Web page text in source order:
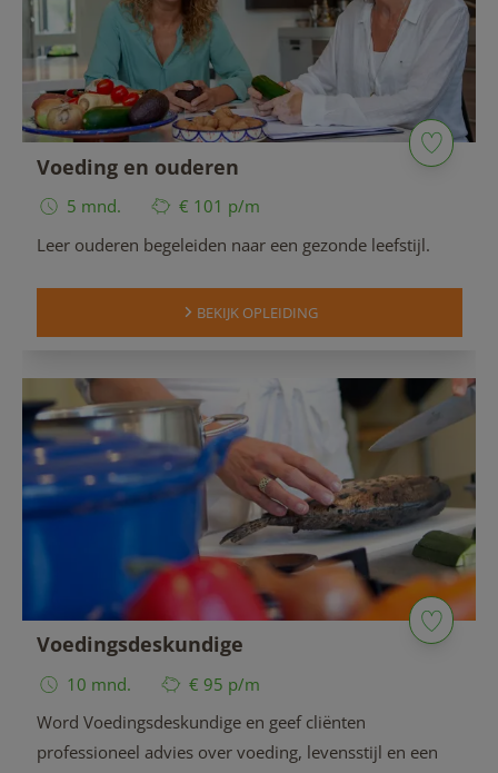
Voeding en ouderen
5 mnd.
€ 101 p/m
Leer ouderen begeleiden naar een gezonde leefstijl.
BEKIJK OPLEIDING
Voedingsdeskundige
10 mnd.
€ 95 p/m
Word Voedingsdeskundige en geef cliënten
professioneel advies over voeding, levensstijl en een